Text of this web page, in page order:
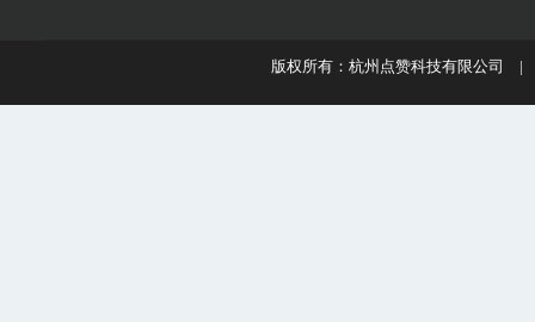
版权所有：杭州点赞科技有限公司